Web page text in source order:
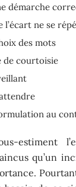
démarche
l’écart ne se
des mots
de courtoisie
au
estiment
qu’un